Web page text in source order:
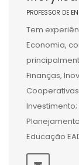
PROFESSOR DE
Tem
Economia,
Finanças,
Educação